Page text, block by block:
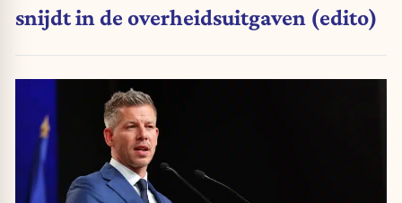
snijdt in de overheidsuitgaven (edito)